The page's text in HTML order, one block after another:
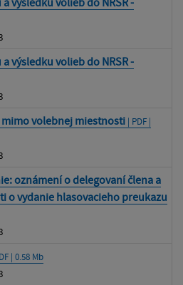
výsledku volieb do NRSR -
volebnej miestnosti | PDF |
oznámení o delegovaní člena a
o vydanie hlasovacieho preukazu
| 0.58 Mb